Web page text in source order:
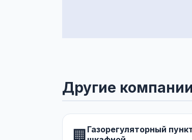
Другие
🏢 Газорегуляторный